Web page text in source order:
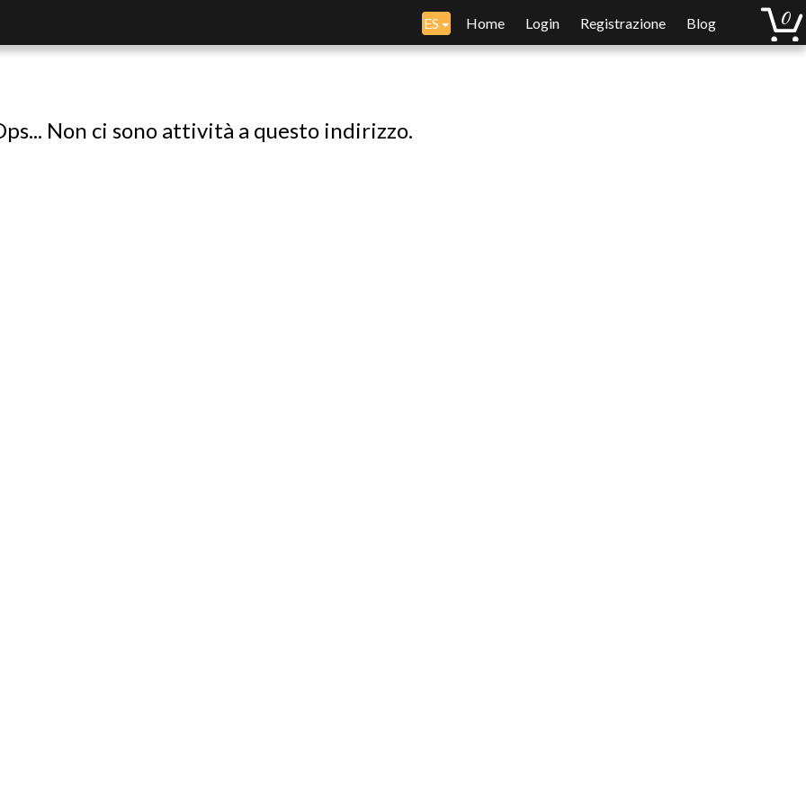
ES Home Login Registrazione Blog
Non ci sono attività a questo indirizzo.